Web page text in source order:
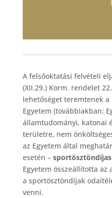
A felsőoktatási felvételi
(XII.29.) Korm. rendelet
lehetőséget teremtenek a
Egyetem (továbbiakban:
államtudományi, katonai
területre, nem
az Egyetem által
esetén –
Egyetem összeállította
a sportösztöndíjak
venni.